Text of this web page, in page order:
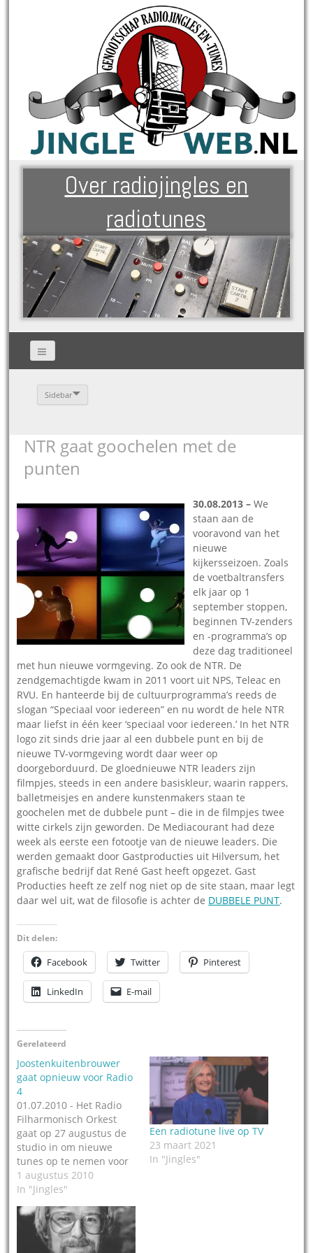
Over radiojingles en
radiotunes
Sidebar
NTR gaat goochelen met de
punten
30.08.2013 – We
staan aan de
vooravond van het
nieuwe
kijkersseizoen. Zoals
de voetbaltransfers
elk jaar op 1
september stoppen,
beginnen TV-zenders
en -programma’s op
deze dag traditioneel
met hun nieuwe vormgeving. Zo ook de NTR. De
zendgemachtigde kwam in 2011 voort uit NPS, Teleac en
RVU. En hanteerde bij de cultuurprogramma’s reeds de
slogan “Speciaal voor iedereen” en nu wordt de hele NTR
maar liefst in één keer ‘speciaal voor iedereen.’ In het NTR
logo zit sinds drie jaar al een dubbele punt en bij de
nieuwe TV-vormgeving wordt daar weer op
doorgeborduurd. De gloednieuwe NTR leaders zijn
filmpjes, steeds in een andere basiskleur, waarin rappers,
balletmeisjes en andere kunstenmakers staan te
goochelen met de dubbele punt – die in de filmpjes twee
witte cirkels zijn geworden. De Mediacourant had deze
week als eerste een fotootje van de nieuwe leaders. Die
werden gemaakt door Gastproducties uit Hilversum, het
grafische bedrijf dat René Gast heeft opgezet. Gast
Producties heeft ze zelf nog niet op de site staan, maar legt
daar wel uit, wat de filosofie is achter de DUBBELE PUNT.
Dit delen:
Facebook Twitter Pinterest
LinkedIn E-mail
Gerelateerd
Joostenkuitenbrouwer
gaat opnieuw voor Radio
4
01.07.2010 - Het Radio
Filharmonisch Orkest
gaat op 27 augustus de
studio in om nieuwe
tunes op te nemen voor
Radio 4. Deze tunes zijn
geschreven door Jeroen
Joostenkuitenbrouwer in
Utrecht, producent van
muziek en audiodesign
1 augustus 2010
In "Jingles"
Een radiotune live op TV
23 maart 2021
In "Jingles"